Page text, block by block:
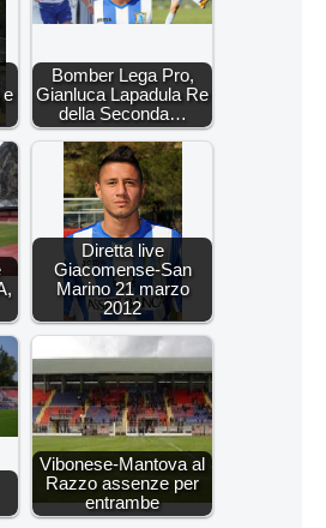
e
Bomber Lega Pro,
Gianluca Lapadula Re
della Seconda…
Diretta live
Giacomense-San
Marino 21 marzo
2012
Vibonese-Mantova al
Razzo assenze per
entrambe